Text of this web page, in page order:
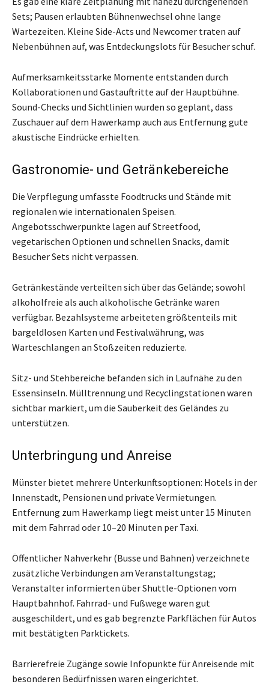
Sets; Pausen erlaubten Bühnenwechsel ohne lange
Wartezeiten. Kleine Side-Acts und Newcomer traten auf
Nebenbühnen auf, was Entdeckungslots für Besucher schuf.
Aufmerksamkeitsstarke Momente entstanden durch
Kollaborationen und Gastauftritte auf der Hauptbühne.
Sound-Checks und Sichtlinien wurden so geplant, dass
Zuschauer auf dem Hawerkamp auch aus Entfernung gute
akustische Eindrücke erhielten.
Gastronomie- und Getränkebereiche
Die Verpflegung umfasste Foodtrucks und Stände mit
regionalen wie internationalen Speisen.
Angebotsschwerpunkte lagen auf Streetfood,
vegetarischen Optionen und schnellen Snacks, damit
Besucher Sets nicht verpassen.
Getränkestände verteilten sich über das Gelände; sowohl
alkoholfreie als auch alkoholische Getränke waren
verfügbar. Bezahlsysteme arbeiteten größtenteils mit
bargeldlosen Karten und Festivalwährung, was
Warteschlangen an Stoßzeiten reduzierte.
Sitz- und Stehbereiche befanden sich in Laufnähe zu den
Essensinseln. Mülltrennung und Recyclingstationen waren
sichtbar markiert, um die Sauberkeit des Geländes zu
unterstützen.
Unterbringung und Anreise
Münster bietet mehrere Unterkunftsoptionen: Hotels in der
Innenstadt, Pensionen und private Vermietungen.
Entfernung zum Hawerkamp liegt meist unter 15 Minuten
mit dem Fahrrad oder 10–20 Minuten per Taxi.
Öffentlicher Nahverkehr (Busse und Bahnen) verzeichnete
zusätzliche Verbindungen am Veranstaltungstag;
Veranstalter informierten über Shuttle-Optionen vom
Hauptbahnhof. Fahrrad- und Fußwege waren gut
ausgeschildert, und es gab begrenzte Parkflächen für Autos
mit bestätigten Parktickets.
Barrierefreie Zugänge sowie Infopunkte für Anreisende mit
besonderen Bedürfnissen waren eingerichtet.